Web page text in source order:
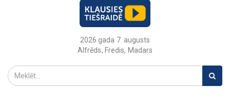
2026.gada 7. augusts
Alfrēds, Fredis, Madars